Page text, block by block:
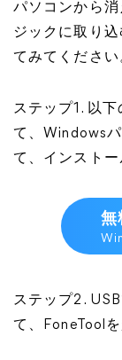
パソコンから
ジックに取り
てみてください
ステップ1. 以
て、Windows
て、インストー
無
ステップ2.
て、FoneTool